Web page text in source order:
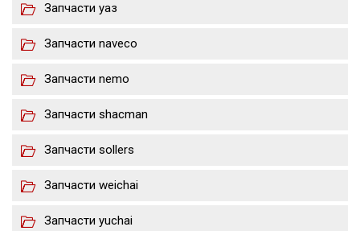
Запчасти уаз
Запчасти naveco
Запчасти nemo
Запчасти shacman
Запчасти sollers
Запчасти weichai
Запчасти yuchai